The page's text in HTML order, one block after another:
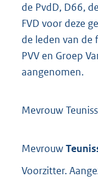
de PvdD, D66,
FVD voor deze
de leden van de
PVV en Groep
aangenomen.
Mevrouw
Mevrouw
Voorzitter.